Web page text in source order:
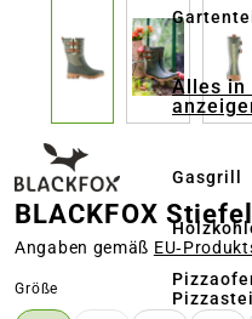
Alles in
Gasgrill
BLACKFOX
Angaben gemäß
Größe